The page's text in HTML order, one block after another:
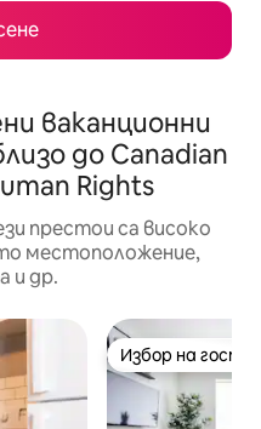
ваканционни
до Canadian
Rights
престои са високо
местоположение,
и др.
Избор на
Избор на